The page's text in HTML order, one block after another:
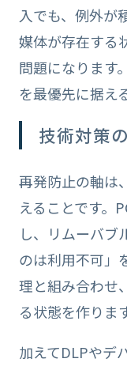
入でも、例外が
媒体が存在する
問題になります
を最優先に据え
技術対策
再発防止の軸は
えることです。
し、リムーバブ
のは利用不可」
理と組み合わせ
る状態を作りま
加えてDLPやデ